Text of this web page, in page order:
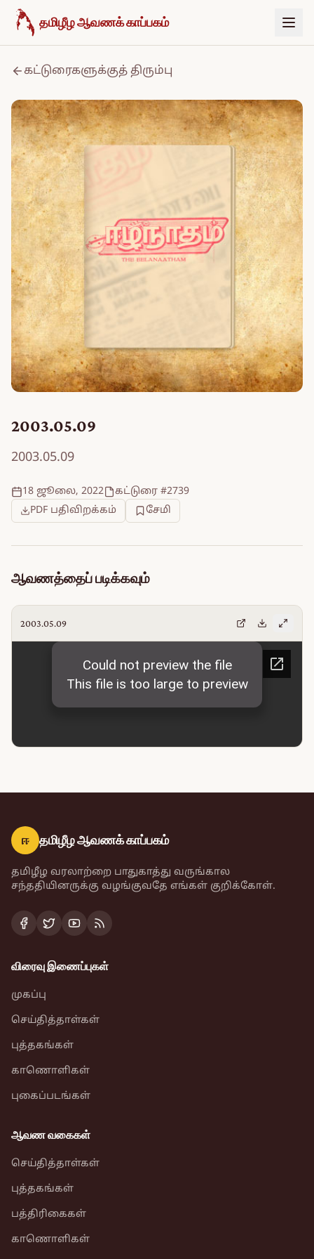
உள்ளடக்கத்திற்குச் செல்க
தமிழீழ ஆவணக் காப்பகம்
கட்டுரைகளுக்குத் திரும்பு
2003.05.09
2003.05.09
18 ஜூலை, 2022
கட்டுரை #2739
PDF பதிவிறக்கம்
சேமி
ஆவணத்தைப் படிக்கவும்
2003.05.09
ஈ தமிழீழ ஆவணக் காப்பகம்
தமிழீழ வரலாற்றை பாதுகாத்து வருங்கால
சந்ததியினருக்கு வழங்குவதே எங்கள் குறிக்கோள்.
விரைவு இணைப்புகள்
முகப்பு
செய்தித்தாள்கள்
புத்தகங்கள்
காணொளிகள்
புகைப்படங்கள்
ஆவண வகைகள்
செய்தித்தாள்கள்
புத்தகங்கள்
பத்திரிகைகள்
காணொளிகள்